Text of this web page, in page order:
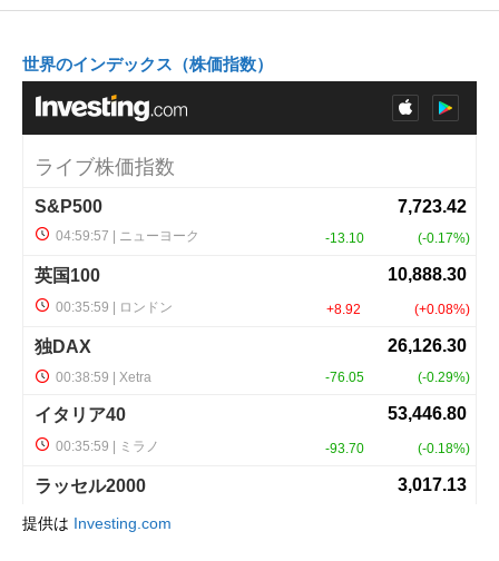
世界のインデックス（株価指数）
提供は Investing.com